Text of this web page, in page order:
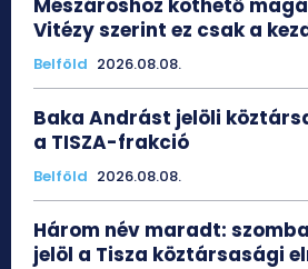
Mészároshoz köthető
Vitézy szerint ez csak a
Belföld 2026.08.08.
Baka Andrást jelöli
a TISZA-frakció
Belföld 2026.08.08.
Három név maradt:
jelöl a Tisza köztársasági